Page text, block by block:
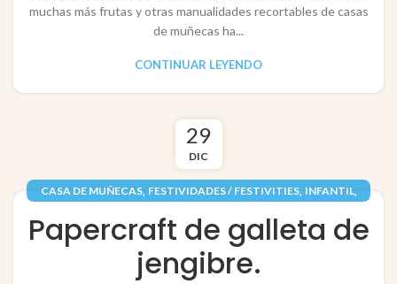
muchas más frutas y otras manualidades recortables de casas
de muñecas ha...
CONTINUAR LEYENDO
29
DIC
CASA DE MUÑECAS, FESTIVIDADES / FESTIVITIES, INFANTIL,
RECORTABLES PAPERCRAFT
Papercraft de galleta de
jengibre.